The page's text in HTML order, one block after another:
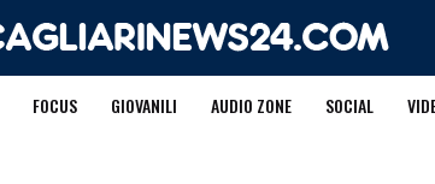
FOCUS GIOVANILI AUDIO ZONE SOCIAL